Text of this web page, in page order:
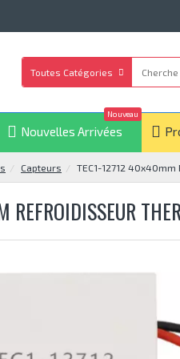
Toutes Catégories
Nouvelles Arrivées
Nouveau
Capteurs TEC1-12712